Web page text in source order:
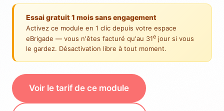
Essai gratuit 1 mois sans engagement
Activez ce module en 1 clic depuis votre espace
eBrigade — vous n'êtes facturé qu'au 31e jour si vous
le gardez. Désactivation libre à tout moment.
Voir le tarif de ce module